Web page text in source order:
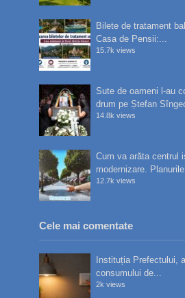
Bilete de tratament
Casa de Pensii:...
15.7k views
Sute de oameni l-au
drum pe Ștefan
14.8k views
Cum va arăta centrul
modernizare. Planurile
12.7k views
Cele mai comentate
Instituția Prefectului,
consumului de...
2k views